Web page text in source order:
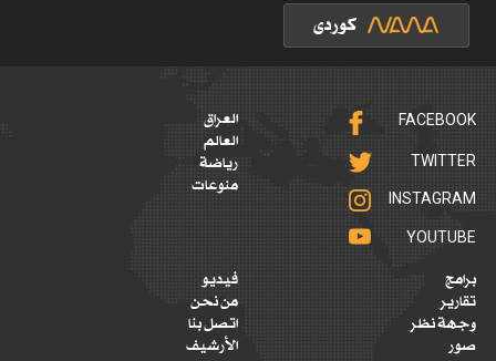
FACEBOOK
TWITTER
INSTAGRAM
YOUTUBE
العراق
العالم
رياضة
منوعات
برامج
تقارير
وجهة نظر
صور
فيديو
من نحن
اتصل بنا
الأرشيف